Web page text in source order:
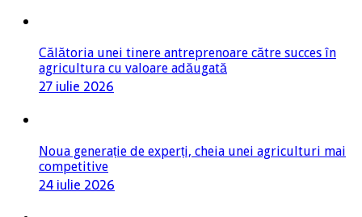
Călătoria unei tinere antreprenoare către succes în
agricultura cu valoare adăugată
27 iulie 2026
Noua generație de experți, cheia unei agriculturi mai
competitive
24 iulie 2026